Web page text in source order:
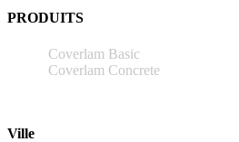
PRODUITS
Coverlam Basic
Coverlam Concrete
Ville